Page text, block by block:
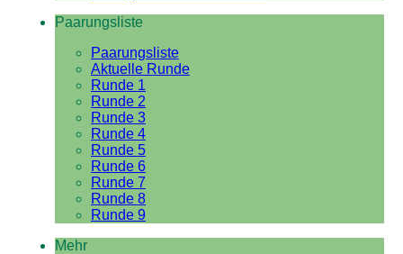
Paarungsliste
Paarungsliste
Aktuelle Runde
Runde 1
Runde 2
Runde 3
Runde 4
Runde 5
Runde 6
Runde 7
Runde 8
Runde 9
Mehr